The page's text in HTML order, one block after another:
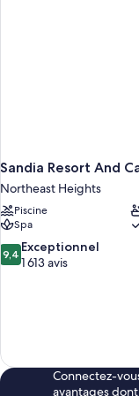
Sandia Resort And
Northeast Heights
Piscine
Spa
9.4
sur
9,4 Exceptionnel
1 613 avis
Connectez-
avantages